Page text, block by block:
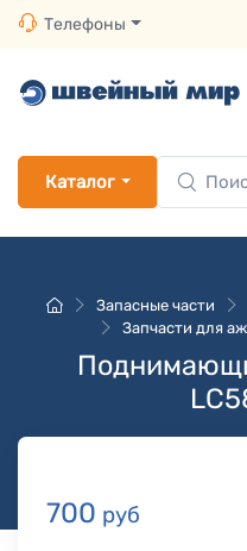
Телефоны
Каталог
Запасные части
Запчасти для
700 руб